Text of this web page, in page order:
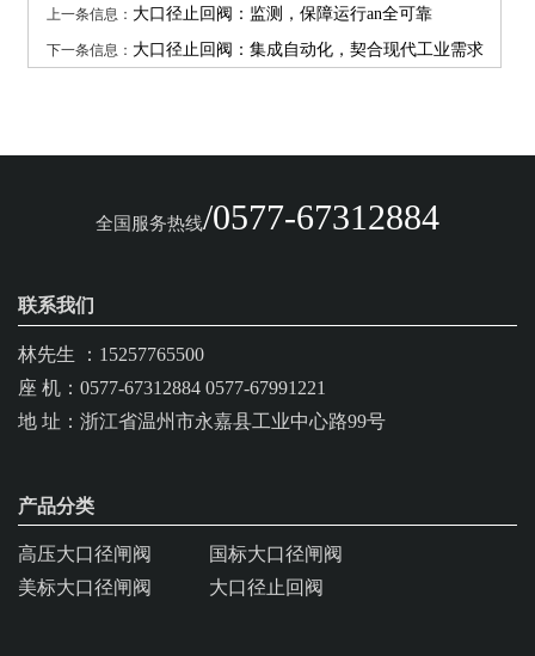
上一条信息： 大口径止回阀：监测，保障运行an全可靠
下一条信息： 大口径止回阀：集成自动化，契合现代工业需求
全国服务热线/0577-67312884
联系我们
林先生 ：15257765500
座 机：0577-67312884 0577-67991221
地 址：浙江省温州市永嘉县工业中心路99号
产品分类
高压大口径闸阀
国标大口径闸阀
美标大口径闸阀
大口径止回阀